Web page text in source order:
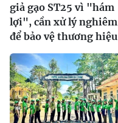
giả gạo ST25 vì "hám
lợi", cần xử lý nghiêm
để bảo vệ thương hiệu